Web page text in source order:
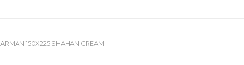
ARMAN 150X225 SHAHAN CREAM